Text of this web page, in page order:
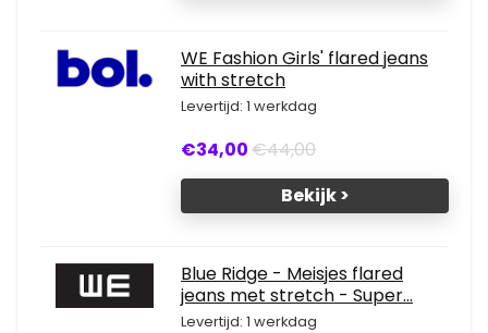
WE Fashion Girls' flared jeans
with stretch
Levertijd: 1 werkdag
€34,00€44,00
Bekijk >
Blue Ridge - Meisjes flared
jeans met stretch - Super...
Levertijd: 1 werkdag